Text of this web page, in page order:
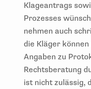
Klageantrags
Prozesses
nehmen auch
die Kläger
Angaben zu
Rechtsberatung
ist nicht zulässig,